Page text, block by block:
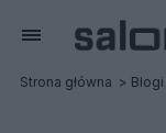
Strona główna Blogi